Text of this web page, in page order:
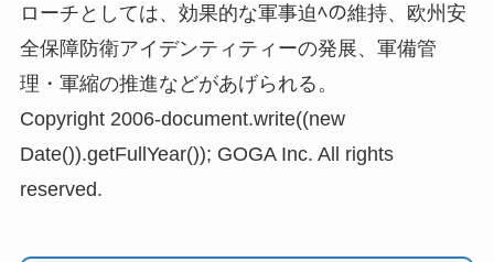
ローチとしては、効果的な軍事迫ﾍの維持、欧州安
全保障防衛アイデンティティーの発展、軍備管
理・軍縮の推進などがあげられる。
Copyright 2006-document.write((new
Date()).getFullYear()); GOGA Inc. All rights
reserved.